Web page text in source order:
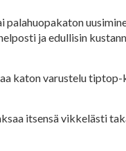
ja edullisin
katon varustelu
itsensä vikkelästi